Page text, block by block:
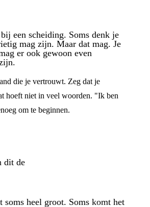
bij een scheiding. Soms denk je
mag zijn. Maar dat mag. Je
er ook gewoon even
die je vertrouwt. Zeg dat je
hoeft niet in veel woorden. "Ik ben
om te beginnen.
dit de
soms heel groot. Soms komt het